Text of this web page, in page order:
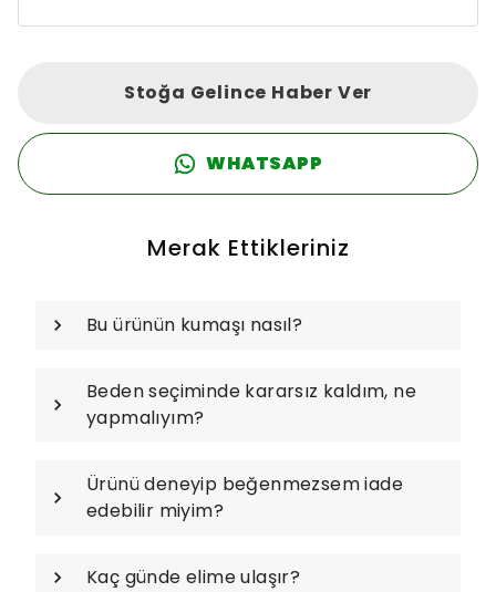
Stoğa Gelince Haber Ver
WHATSAPP
Merak Ettikleriniz
Bu ürünün kumaşı nasıl?
Beden seçiminde kararsız kaldım, ne
yapmalıyım?
Ürünü deneyip beğenmezsem iade
edebilir miyim?
Kaç günde elime ulaşır?